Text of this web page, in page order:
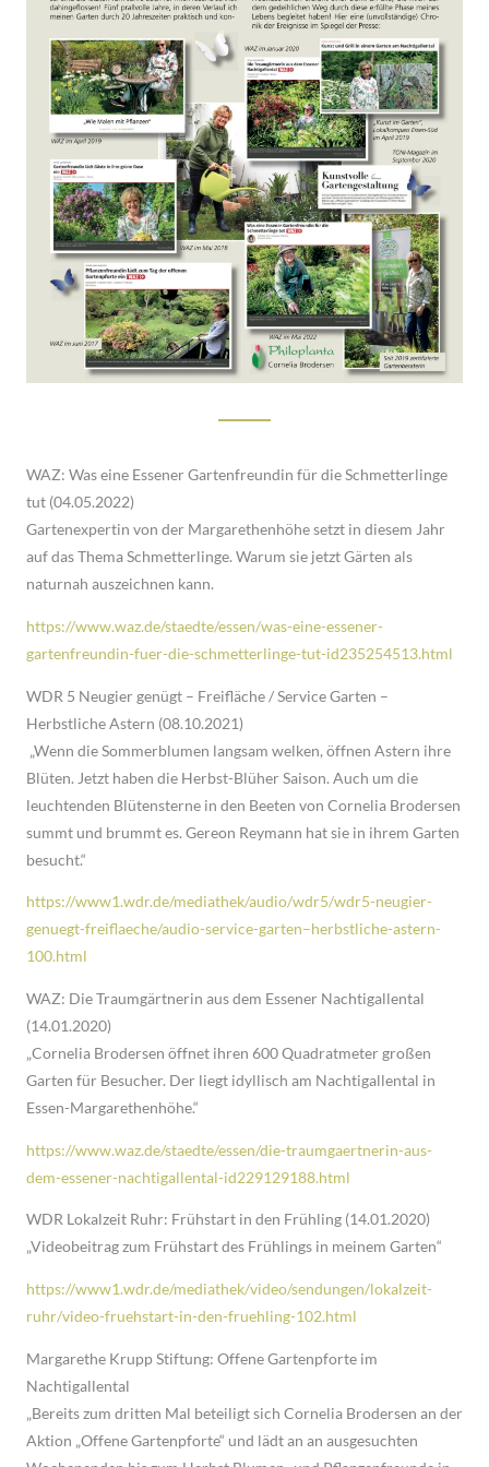
WAZ: Was eine Essener Gartenfreundin für die Schmetterlinge
tut (04.05.2022)
Gartenexpertin von der Margarethenhöhe setzt in diesem Jahr
auf das Thema Schmetterlinge. Warum sie jetzt Gärten als
naturnah auszeichnen kann.
https://www.waz.de/staedte/essen/was-eine-essener-
gartenfreundin-fuer-die-schmetterlinge-tut-id235254513.html
WDR 5 Neugier genügt – Freifläche / Service Garten –
Herbstliche Astern (08.10.2021)
„Wenn die Sommerblumen langsam welken, öffnen Astern ihre
Blüten. Jetzt haben die Herbst-Blüher Saison. Auch um die
leuchtenden Blütensterne in den Beeten von Cornelia Brodersen
summt und brummt es. Gereon Reymann hat sie in ihrem Garten
besucht.“
https://www1.wdr.de/mediathek/audio/wdr5/wdr5-neugier-
genuegt-freiflaeche/audio-service-garten–herbstliche-astern-
100.html
WAZ: Die Traumgärtnerin aus dem Essener Nachtigallental
(14.01.2020)
„Cornelia Brodersen öffnet ihren 600 Quadratmeter großen
Garten für Besucher. Der liegt idyllisch am Nachtigallental in
Essen-Margarethenhöhe.“
https://www.waz.de/staedte/essen/die-traumgaertnerin-aus-
dem-essener-nachtigallental-id229129188.html
WDR Lokalzeit Ruhr: Frühstart in den Frühling (14.01.2020)
„Videobeitrag zum Frühstart des Frühlings in meinem Garten“
https://www1.wdr.de/mediathek/video/sendungen/lokalzeit-
ruhr/video-fruehstart-in-den-fruehling-102.html
Margarethe Krupp Stiftung: Offene Gartenpforte im
Nachtigallental
„Bereits zum dritten Mal beteiligt sich Cornelia Brodersen an der
Aktion „Offene Gartenpforte“ und lädt an an ausgesuchten